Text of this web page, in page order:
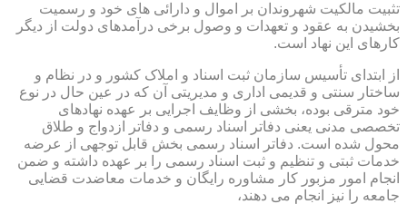
تثبیت مالکیت شهروندان بر اموال و دارائی های خود و رسمیت
بخشیدن به عقود و تعهدات و وصول برخی درآمدهای دولت از دیگر
کارهای این نهاد است.
از ابتدای تأسیس سازمان ثبت اسناد و املاک کشور و در نظام و
ساختار سنتی و قدیمی اداری و مدیریتی آن که در عین حال در نوع
خود مترقی بوده، بخشی از وظایف اجرایی بر عهده نهادهای
تخصصی مدنی یعنی دفاتر اسناد رسمی و دفاتر ازدواج و طلاق
محول شده است. دفاتر اسناد رسمی بخش قابل توجهی از عرضه
خدمات ثبتی و تنظیم و ثبت اسناد رسمی را بر عهده داشته و ضمن
انجام امور مزبور کار مشاوره رایگان و خدمات معاضدت قضایی
جامعه را نیز انجام می دهند،